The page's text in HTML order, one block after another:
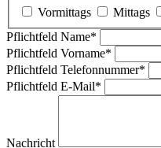
Vormittags
Mittags
Pflichtfeld Name*
Pflichtfeld Vorname*
Pflichtfeld Telefonnummer*
Pflichtfeld E-Mail*
Nachricht